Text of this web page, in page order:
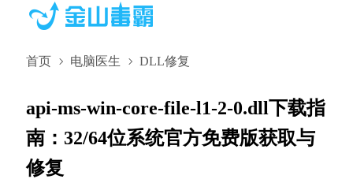
首页 电脑医生 DLL修复
api-ms-win-core-file-l1-2-0.dll下载指
南：32/64位系统官方免费版获取与
修复